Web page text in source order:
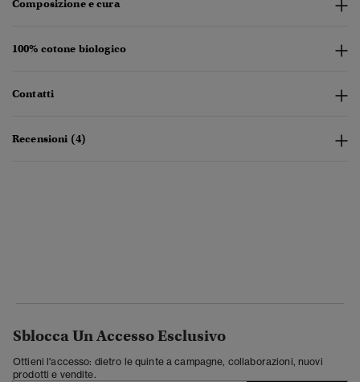
Composizione e cura
100% cotone biologico
Contatti
Recensioni (4)
Sblocca Un Accesso Esclusivo
Ottieni l'accesso: dietro le quinte a campagne, collaborazioni, nuovi
prodotti e vendite.